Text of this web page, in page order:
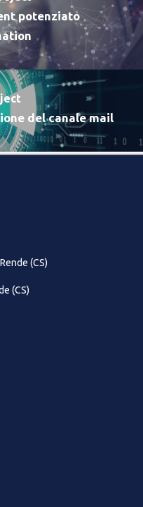
potenziato
del canale mail​
(CS)
(CS)